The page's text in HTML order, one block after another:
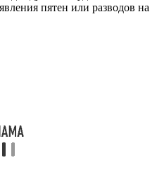
пятен или разводов на